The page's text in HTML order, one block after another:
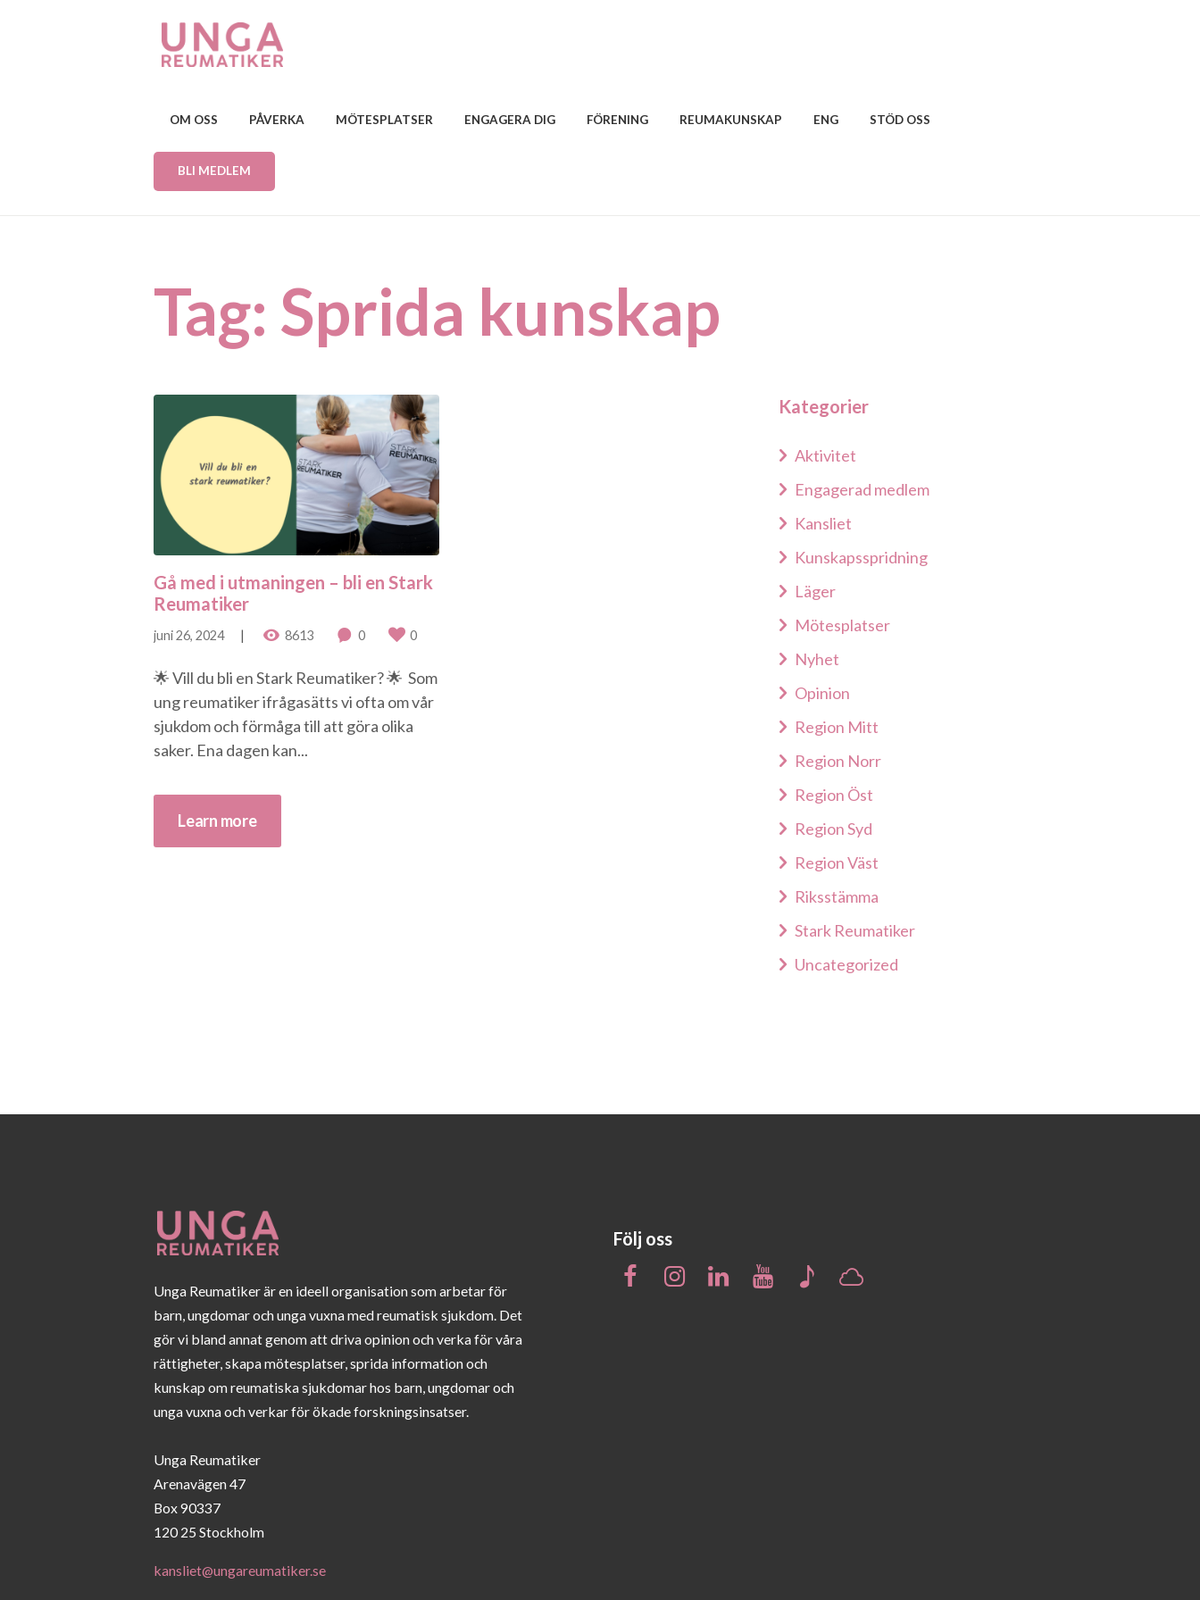
OM OSS PÅVERKA MÖTESPLATSER ENGAGERA DIG FÖRENING REUMAKUNSKAP ENG STÖD OSS
BLI MEDLEM
Tag: Sprida kunskap
Gå med i utmaningen – bli en Stark
Reumatiker
juni 26, 2024 8613 0 0
🌟 Vill du bli en Stark Reumatiker? 🌟 Som
ung reumatiker ifrågasätts vi ofta om vår
sjukdom och förmåga till att göra olika
saker. Ena dagen kan...
Learn more
Kategorier
Aktivitet
Engagerad medlem
Kansliet
Kunskapsspridning
Läger
Mötesplatser
Nyhet
Opinion
Region Mitt
Region Norr
Region Öst
Region Syd
Region Väst
Riksstämma
Stark Reumatiker
Uncategorized
Unga Reumatiker är en ideell organisation som arbetar för
barn, ungdomar och unga vuxna med reumatisk sjukdom. Det
gör vi bland annat genom att driva opinion och verka för våra
rättigheter, skapa mötesplatser, sprida information och
kunskap om reumatiska sjukdomar hos barn, ungdomar och
unga vuxna och verkar för ökade forskningsinsatser.
Unga Reumatiker
Arenavägen 47
Box 90337
120 25 Stockholm
kansliet@ungareumatiker.se
Följ oss